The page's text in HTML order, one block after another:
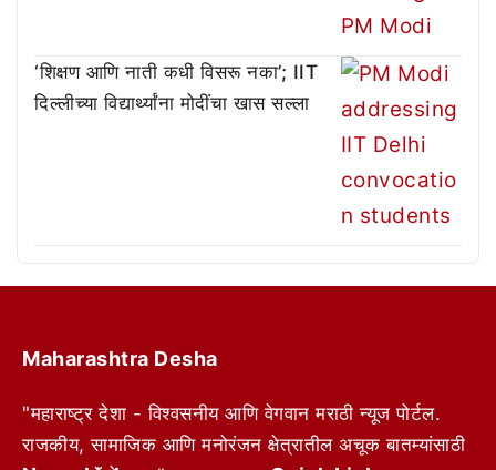
‘शिक्षण आणि नाती कधी विसरू नका’; IIT
दिल्लीच्या विद्यार्थ्यांना मोदींचा खास सल्ला
Maharashtra Desha
"महाराष्ट्र देशा - विश्वसनीय आणि वेगवान मराठी न्यूज पोर्टल.
राजकीय, सामाजिक आणि मनोरंजन क्षेत्रातील अचूक बातम्यांसाठी